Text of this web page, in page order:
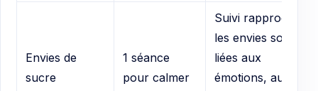
Envies de
sucre
1 séance
pour calmer
Suivi rapproché si
les envies sont
liées aux
émotions, aux